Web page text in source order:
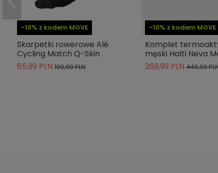
-10% z kodem MOVE
Skarpetki rowerowe Alé
Cycling Match Q-Skin
65,99 PLN 109,99 PLN
-10% z kodem MOVE
Komplet
męski Halti Neva
269,99 PLN 449,99